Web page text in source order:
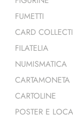
FUMETTI
CARD
FILATELIA
NUMISMATICA
CARTAMONETA
CARTOLINE
POSTER E